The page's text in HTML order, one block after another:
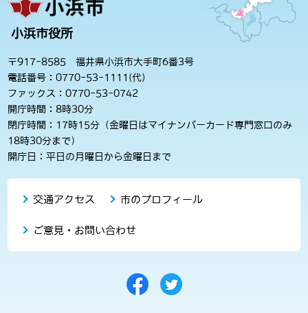
小浜市役所
〒917-8585 福井県小浜市大手町6番3号
電話番号：0770-53-1111(代)
ファックス：0770-53-0742
開庁時間：8時30分
閉庁時間：17時15分（金曜日はマイナンバーカード専門窓口のみ
18時30分まで）
開庁日：平日の月曜日から金曜日まで
交通アクセス 市のプロフィール
ご意見・お問い合わせ